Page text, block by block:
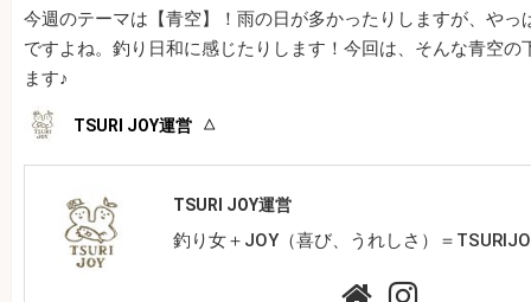
今週のテーマは【青空】！雨の日が多かったりしますが、やっ
ですよね。釣り日和に感じたりします！今回は、そんな青空の
ます♪
TSURI JOY運営
TSURI JOY運営
釣り女＋JOY（喜び、うれしさ）＝